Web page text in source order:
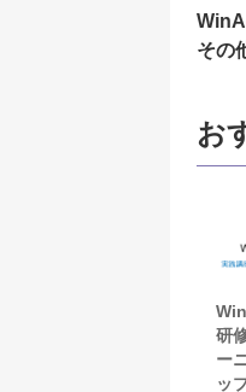
その
お
研
ー
ッ